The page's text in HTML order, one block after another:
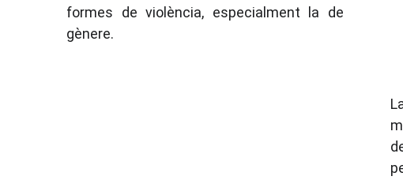
formes de violència, especialment la de
gènere.